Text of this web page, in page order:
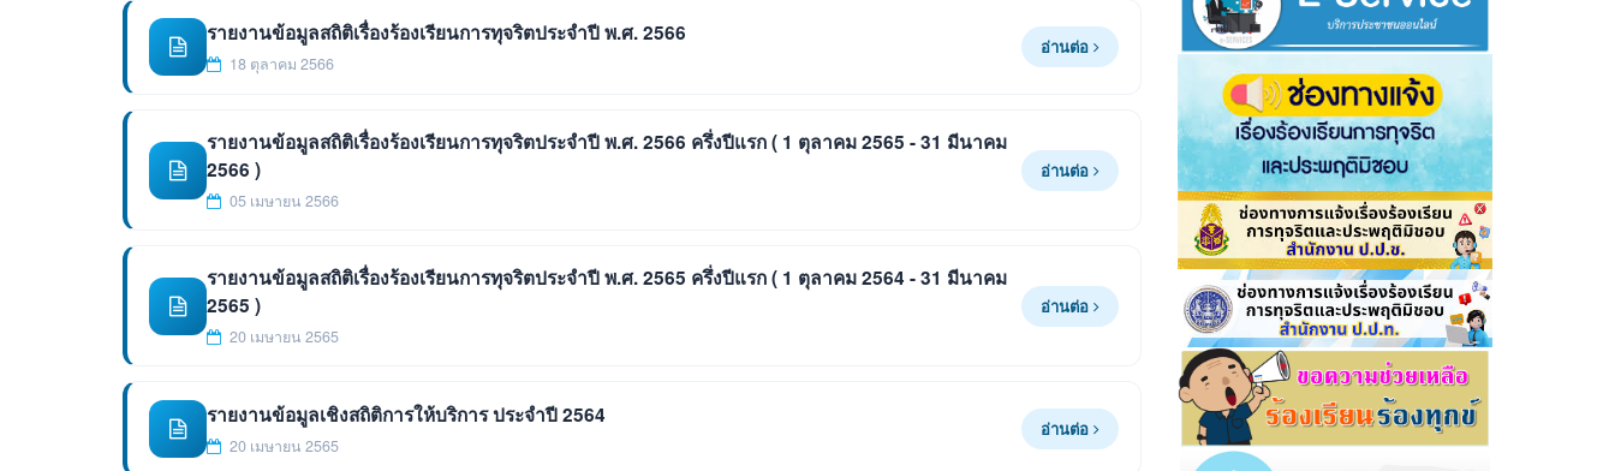
รายงานข้อมูลสถิติเรื่องร้องเรียนการทุจริตประจำปี พ.ศ. 2566
18 ตุลาคม 2566
อ่านต่อ
รายงานข้อมูลสถิติเรื่องร้องเรียนการทุจริตประจำปี พ.ศ. 2566 ครึ่งปีแรก ( 1 ตุลาคม 2565 - 31 มีนาคม
2566 )
05 เมษายน 2566
อ่านต่อ
รายงานข้อมูลสถิติเรื่องร้องเรียนการทุจริตประจำปี พ.ศ. 2565 ครึ่งปีแรก ( 1 ตุลาคม 2564 - 31 มีนาคม
2565 )
20 เมษายน 2565
อ่านต่อ
รายงานข้อมูลเชิงสถิติการให้บริการ ประจำปี 2564
20 เมษายน 2565
อ่านต่อ